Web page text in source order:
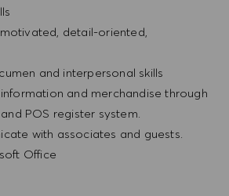
detail-oriented,
and interpersonal skills
and merchandise through
POS register system.
with associates and guests.
Office